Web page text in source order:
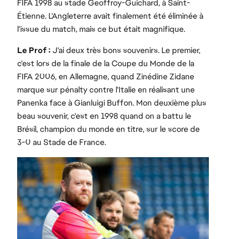
FIFA 1998 au stade Geoffroy-Guichard, à Saint-
Étienne. L'Angleterre avait finalement été éliminée à
l'issue du match, mais ce but était magnifique.
Le Prof :J'ai deux très bons souvenirs. Le premier,
c'est lors de la finale de la Coupe du Monde de la
FIFA 2006, en Allemagne, quand Zinédine Zidane
marque sur pénalty contre l'Italie en réalisant une
Panenka face à Gianluigi Buffon. Mon deuxième plus
beau souvenir, c'est en 1998 quand on a battu le
Brésil, champion du monde en titre, sur le score de
3-0 au Stade de France.